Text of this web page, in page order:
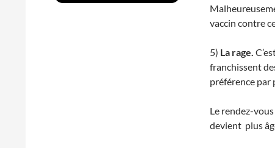
vaccin contre
5) La rage.
franchissent
préférence par
Le rendez-
devient plus